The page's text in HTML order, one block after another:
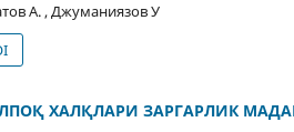
А. , Джуманиязов У
ХАЛҚЛАРИ ЗАРГАРЛИК